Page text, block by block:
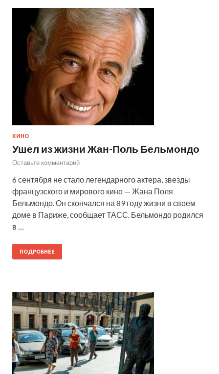
КИНО
Ушел из жизни Жан-Поль Бельмондо
Оставьте комментарий
6 сентября не стало легендарного актера, звезды
французского и мирового кино — Жана Поля
Бельмондо. Он скончался на 89 году жизни в своем
доме в Париже, сообщает ТАСС. Бельмондо родился
в …
ПОДРОБНЕЕ